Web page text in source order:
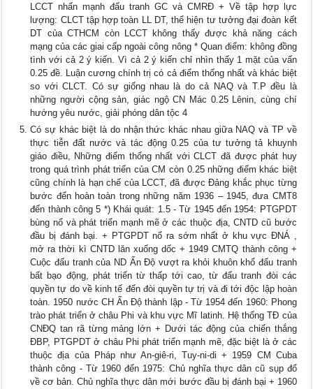
LCCT nhấn mạnh đấu tranh GC và CMRĐ + Về tập hợp lực
lượng: CLCT tập hợp toàn LL DT, thể hiện tư tưởng đại đoàn kết
DT của CTHCM còn LCCT không thấy được khả năng cách
mạng của các giai cấp ngoài công nông * Quan điểm: không đồng
tình với cả 2 ý kiến. Vì cả 2 ý kiến chỉ nhìn thấy 1 mặt của vấn
0.25 đề. Luận cương chính trị có cả điểm thống nhất và khác biệt
so với CLCT. Có sự giống nhau là do cả NAQ và T.P đều là
những người cộng sản, giác ngộ CN Mác 0.25 Lênin, cùng chí
hướng yêu nước, giải phóng dân tộc 4
Có sự khác biệt là do nhận thức khác nhau giữa NAQ và TP về
thực tiễn đất nước và tác động 0.25 của tư tưởng tả khuynh
giáo điều, Những điểm thống nhất với CLCT đã được phát huy
trong quá trình phát triển của CM còn 0.25 những điểm khác biệt
cũng chính là hạn chế của LCCT, đã được Đảng khắc phục từng
bước đến hoàn toàn trong những năm 1936 – 1945, đưa CMT8
đến thành công 5 *) Khái quát: 1.5 - Từ 1945 đến 1954: PTGPDT
bùng nổ và phát triển mạnh mẽ ở các thuộc địa, CNTD cũ bước
đầu bị đánh bại. + PTGPDT nổ ra sớm nhất ở khu vực ĐNÁ ,
mở ra thời kì CNTD lăn xuống dốc + 1949 CMTQ thành công +
Cuộc đấu tranh của ND Ấn Độ vượt ra khỏi khuôn khổ đấu tranh
bất bạo động, phát triển từ thấp tới cao, từ đấu tranh đòi các
quyền tự do về kinh tế đến đòi quyền tự trị và đi tới độc lập hoàn
toàn. 1950 nước CH Ấn Độ thành lập - Từ 1954 đến 1960: Phong
trào phát triển ở châu Phi và khu vực Mĩ latinh. Hệ thống TĐ của
CNĐQ tan rã từng mảng lớn + Dưới tác động của chiến thắng
ĐBP, PTGPDT ở châu Phi phát triển mạnh mẽ, đặc biệt là ở các
thuộc địa của Pháp như An-giê-ri, Tuy-ni-di + 1959 CM Cuba
thành công - Từ 1960 đến 1975: Chủ nghĩa thực dân cũ sụp đổ
về cơ bản. Chủ nghĩa thực dân mới bước đầu bị đánh bại + 1960